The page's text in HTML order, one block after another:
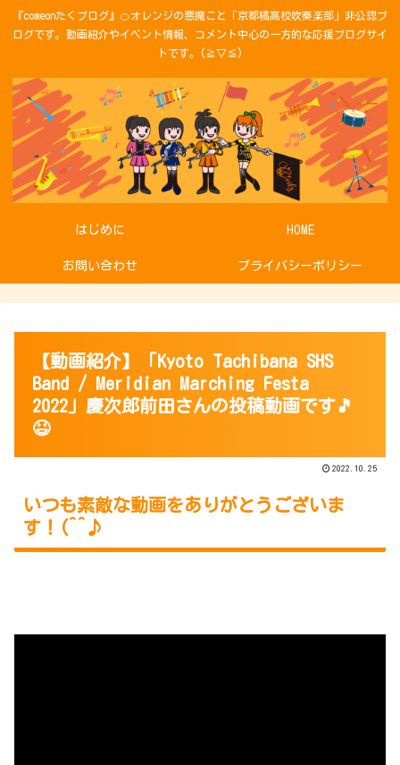
『comeonたくブログ』🍊オレンジの悪魔こと「京都橘高校吹奏楽部」非公認ブ
ログです。動画紹介やイベント情報、コメント中心の一方的な応援ブログサイ
トです。(≧▽≦)
はじめに HOME
お問い合わせ プライバシーポリシー
【動画紹介】「Kyoto Tachibana SHS
Band / Meridian Marching Festa
2022」慶次郎前田さんの投稿動画です🎵
😆
2022.10.25
いつも素敵な動画をありがとうございま
す！(^^♪